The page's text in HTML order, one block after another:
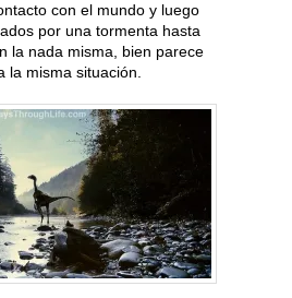
con el mundo y luego
por una tormenta hasta
la nada misma, bien parece
la misma situación.